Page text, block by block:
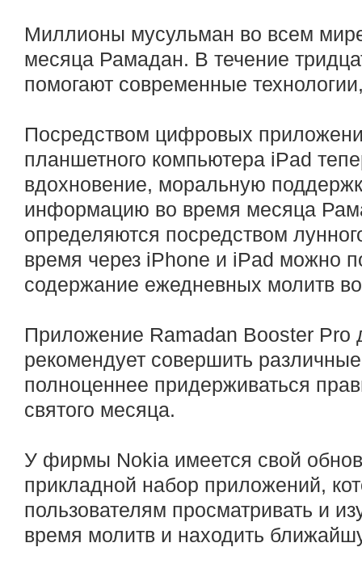
Миллионы мусульман во всем
месяца Рамадан. В течение
помогают современные
Посредством цифровых
планшетного компьютера iPad
вдохновение, моральную
информацию во время месяца
определяются посредством
время через iPhone и iPad можно
содержание ежедневных молитв
Приложение Ramadan Booster Pro
рекомендует совершить
полноценнее придерживаться
святого месяца.
У фирмы Nokia имеется свой
прикладной набор приложений,
пользователям просматривать и
время молитв и находить